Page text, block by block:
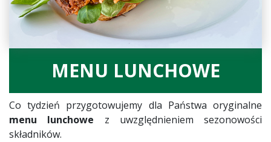
MENU LUNCHOWE
Co tydzień przygotowujemy dla Państwa oryginalne
menu lunchowe z uwzględnieniem sezonowości
składników.